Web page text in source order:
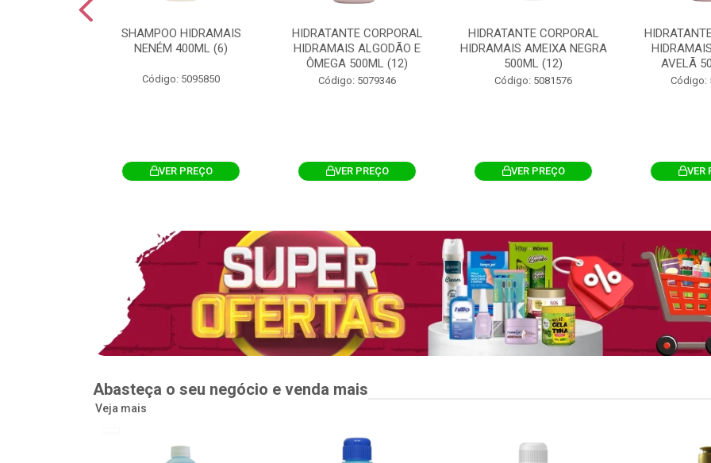
SHAMPOO HIDRAMAIS
NENÉM 400ML (6)
Código: 5095850
VER PREÇO
HIDRATANTE CORPORAL
HIDRAMAIS ALGODÃO E
ÔMEGA 500ML (12)
Código: 5079346
VER PREÇO
HIDRATANTE CORPORAL
HIDRAMAIS AMEIXA NEGRA
500ML (12)
Código: 5081576
VER PREÇO
AVELÃ
Código:
VER
Abasteça o seu negócio e venda mais
Veja mais